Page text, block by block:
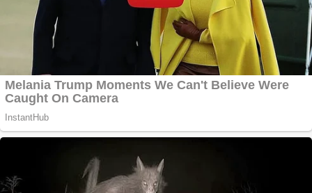
Creez aplicatie
ANDROID pentru